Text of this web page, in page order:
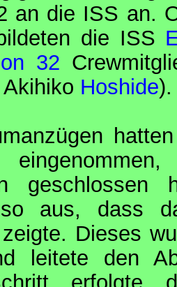
an die ISS an.
die ISS
32
Akihiko Hoshide).
so aus, dass
Dieses
leitete den
erfolgte